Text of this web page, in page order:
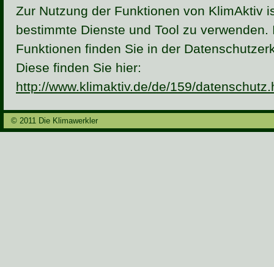
Zur Nutzung der Funktionen von KlimAktiv
bestimmte Dienste und Tool zu
Funktionen finden Sie in der
Diese finden Sie hier:
http://www.klimaktiv.de/de/159/
© 2011 Die Klimawerkler